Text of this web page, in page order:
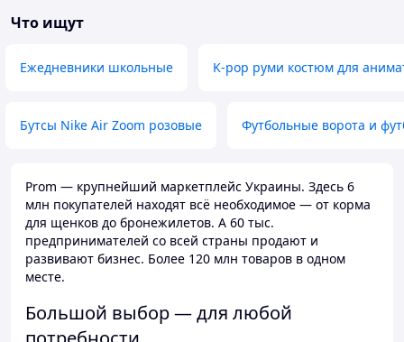
Что ищут
Ежедневники школьные K-pop руми костюм для
Бутсы Nike Air Zoom розовые Футбольные ворота и
Prom — крупнейший маркетплейс Украины. Здесь 6
млн покупателей находят всё необходимое — от корма
для щенков до бронежилетов. А 60 тыс.
предпринимателей со всей страны продают и
развивают бизнес. Более 120 млн товаров в одном
месте.
Большой выбор — для любой